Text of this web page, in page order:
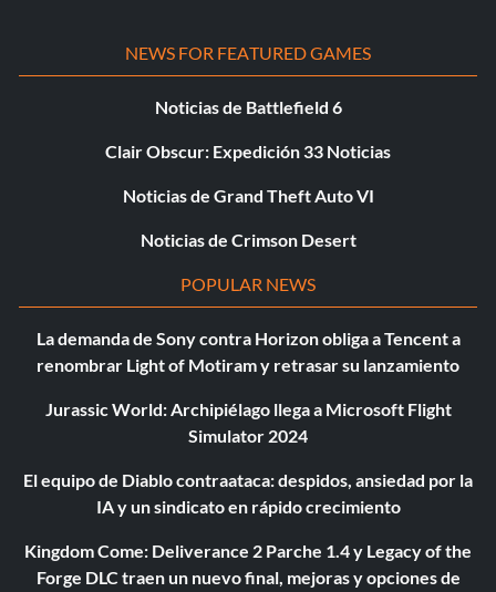
NEWS FOR FEATURED GAMES
Noticias de Battlefield 6
Clair Obscur: Expedición 33 Noticias
Noticias de Grand Theft Auto VI
Noticias de Crimson Desert
POPULAR NEWS
La demanda de Sony contra Horizon obliga a Tencent a
renombrar Light of Motiram y retrasar su lanzamiento
Jurassic World: Archipiélago llega a Microsoft Flight
Simulator 2024
El equipo de Diablo contraataca: despidos, ansiedad por la
IA y un sindicato en rápido crecimiento
Kingdom Come: Deliverance 2 Parche 1.4 y Legacy of the
Forge DLC traen un nuevo final, mejoras y opciones de